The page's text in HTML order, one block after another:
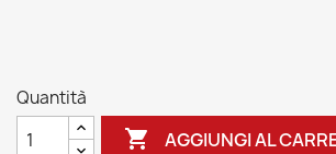
Quantità
 AGGIUNGI AL